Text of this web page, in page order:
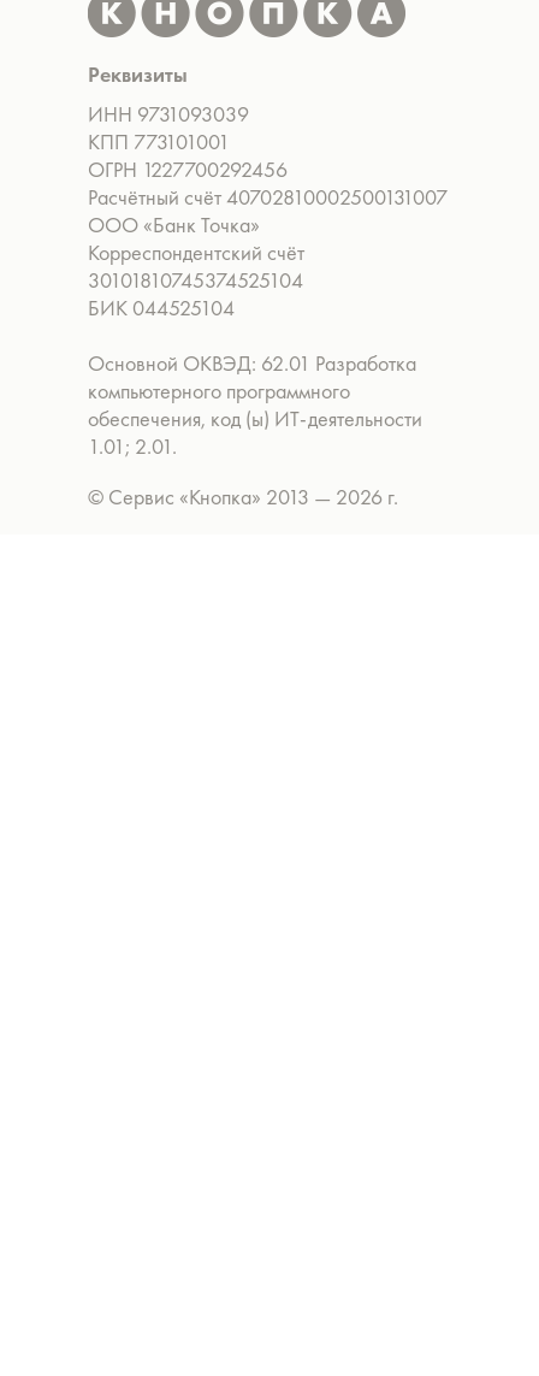
Реквизиты
Основной ОКВЭД: 62.01 Разработка
компьютерного программного
обеспечения, код (ы) ИТ-деятельности
1.01; 2.01.
ИНН 9731093039
КПП 773101001
ОГРН 1227700292456
Расчётный счёт 40702810002500131007
ООО «Банк Точка»
Корреспондентский счёт
30101810745374525104
БИК 044525104
© Сервис «Кнопка» 2013 — 2026 г.